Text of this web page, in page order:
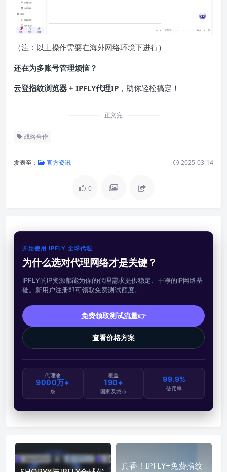
（注：以上操作需要在海外网络环境下进行）
还在为多账号管理烦恼？
云登指纹浏览器 + IPFLY代理IP ，助你轻松搞定！
正文完
战略合作
发表至： 官方资讯 2025-03-14
0
开始使用 IPFLY 全球代理
为什么选对代理网络才是关键？
IPFLY的IP资源都能为你的代理需求提供稳定、干净的IP网络基
础。新用户注册即可领取免费测试额度。
免费领取测试流量👉
查看价格方案
代理池
9000万+
条
覆盖
190+
国家及城市
99.9%
使用率
真香！IPFLY+免费指纹